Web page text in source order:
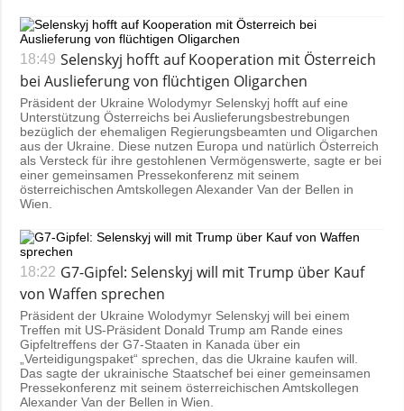
18:49 Selenskyj hofft auf Kooperation mit Österreich
bei Auslieferung von flüchtigen Oligarchen
Präsident der Ukraine Wolodymyr Selenskyj hofft auf eine
Unterstützung Österreichs bei Auslieferungsbestrebungen
bezüglich der ehemaligen Regierungsbeamten und Oligarchen
aus der Ukraine. Diese nutzen Europa und natürlich Österreich
als Versteck für ihre gestohlenen Vermögenswerte, sagte er bei
einer gemeinsamen Pressekonferenz mit seinem
österreichischen Amtskollegen Alexander Van der Bellen in
Wien.
18:22 G7-Gipfel: Selenskyj will mit Trump über Kauf
von Waffen sprechen
Präsident der Ukraine Wolodymyr Selenskyj will bei einem
Treffen mit US-Präsident Donald Trump am Rande eines
Gipfeltreffens der G7-Staaten in Kanada über ein
„Verteidigungspaket“ sprechen, das die Ukraine kaufen will.
Das sagte der ukrainische Staatschef bei einer gemeinsamen
Pressekonferenz mit seinem österreichischen Amtskollegen
Alexander Van der Bellen in Wien.